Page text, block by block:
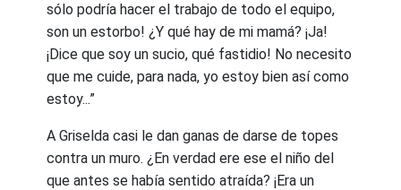
sólo podría hacer el trabajo de todo el equipo,
son un estorbo! ¿Y qué hay de mi mamá? ¡Ja!
¡Dice que soy un sucio, qué fastidio! No necesito
que me cuide, para nada, yo estoy bien así como
estoy...”
A Griselda casi le dan ganas de darse de topes
contra un muro. ¿En verdad ere ese el niño del
que antes se había sentido atraída? ¡Era un